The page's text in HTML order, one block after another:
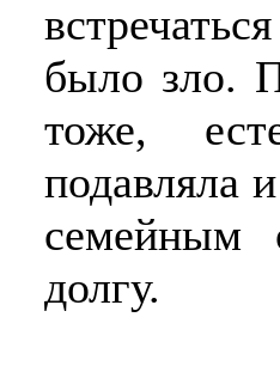
было зло.
тоже,
подавляла
семейным
долгу.